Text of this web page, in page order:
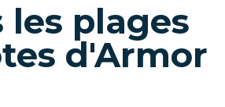
les plages
d'Armor